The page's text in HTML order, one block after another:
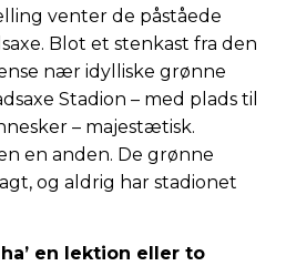
venter de påståede
Blot et stenkast fra den
nær idylliske grønne
Stadion – med plads til
– majestætisk.
en anden. De grønne
og aldrig har stadionet
en lektion eller to